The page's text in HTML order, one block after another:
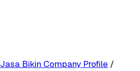
Jasa Bikin Company Profile /